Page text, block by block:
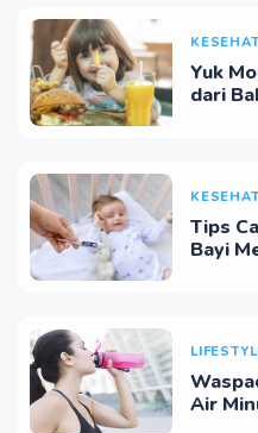
Yuk
dari
Tips
Bayi
Air